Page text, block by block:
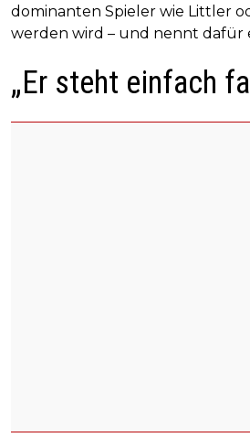
dominanten Spieler wie Littler
werden wird – und nennt dafür
„Er steht einfach